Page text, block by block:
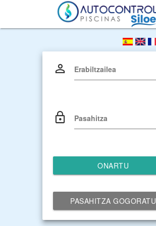
Erabiltzailea
Pasahitza
ONARTU
PASAHITZA GOGORATU